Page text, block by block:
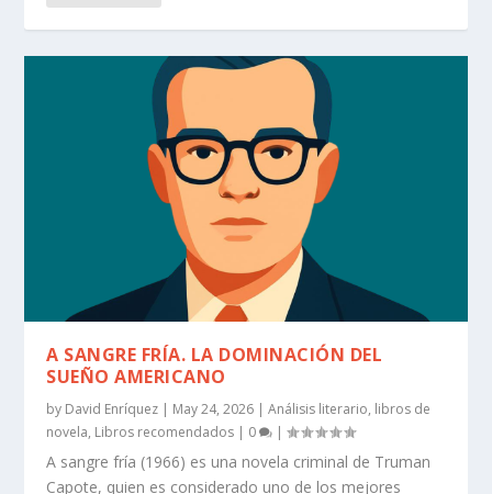
A SANGRE FRÍA. LA DOMINACIÓN DEL
SUEÑO AMERICANO
by David Enríquez | May 24, 2026 |Análisis literario, libros de
novela, Libros recomendados | 0 |
A sangre fría (1966) es una novela criminal de Truman
Capote, quien es considerado uno de los mejores